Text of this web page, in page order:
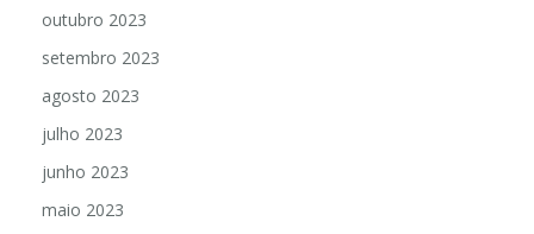
outubro 2023
setembro 2023
agosto 2023
julho 2023
junho 2023
maio 2023